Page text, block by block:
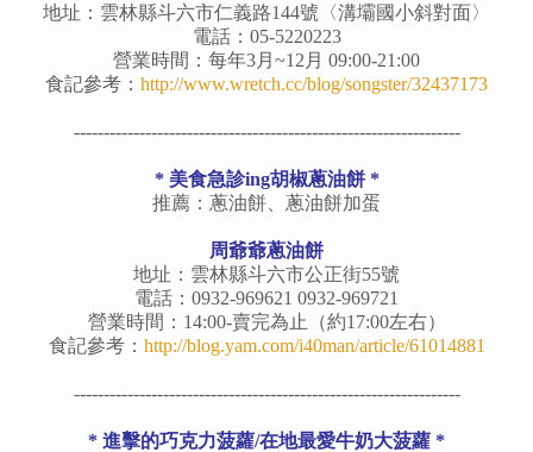
地址：雲林縣斗六市仁義路144號〈溝壩國小斜對面〉
電話：05-5220223
營業時間：每年3月~12月 09:00-21:00
食記參考： http://www.wretch.cc/blog/songster/32437173
-----------------------------------------------------------------
* 美食急診ing胡椒蔥油餅 *
推薦：蔥油餅、蔥油餅加蛋
周爺爺蔥油餅
地址：雲林縣斗六市公正街55號
電話：0932-969621 0932-969721
營業時間：14:00-賣完為止（約17:00左右）
食記參考： http://blog.yam.com/i40man/article/61014881
-----------------------------------------------------------------
* 進擊的巧克力菠蘿/在地最愛牛奶大菠蘿 *